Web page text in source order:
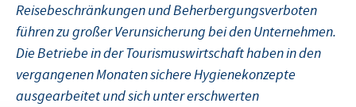
Reisebeschränkungen und Beherbergungsverboten
führen zu großer Verunsicherung bei den Unternehmen.
Die Betriebe in der Tourismuswirtschaft haben in den
vergangenen Monaten sichere Hygienekonzepte
ausgearbeitet und sich unter erschwerten